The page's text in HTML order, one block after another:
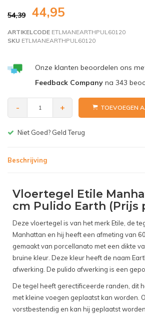
54,39 44,95
ARTIKELCODE ETLMANEARTHPUL60120
SKU ETLMANEARTHPUL60120
Onze klanten beoordelen ons
Feedback Companyna 343
- + TOEVOEGEN
Gratis bezorgen v.a. € 150,-(NL)
Beschrijving
Vloertegel Etile
cm Pulido Earth (Prijs
Deze vloertegel is van het merk Etile, de
Manhattan en hij heeft een afmeting van
gemaakt van porcellanato met een dikte
bruine kleur. Deze kleur heeft de naam
afwerking. De pulido afwerking is een
De tegel heeft gerectificeerde randen, dit
met kleine voegen geplaatst kan worden.
vorstbestendig en kan hij geplaatst